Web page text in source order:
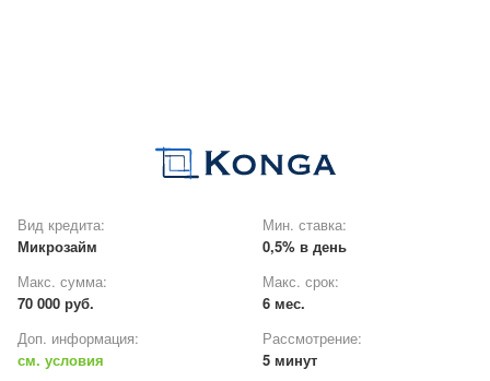
Вид кредита:
Микрозайм
Мин. ставка:
0,5% в день
Макс. сумма:
70 000 руб.
Макс. срок:
6 мес.
Доп. информация:
см. условия
Рассмотрение:
5 минут